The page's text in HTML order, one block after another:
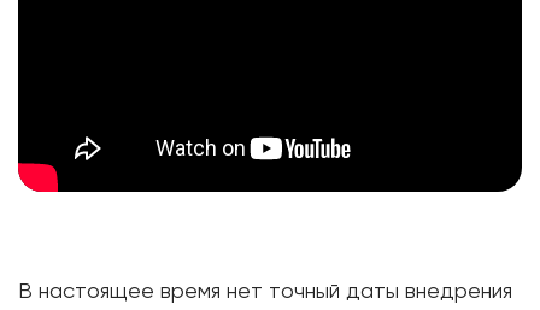
В настоящее время нет точный даты внедрения